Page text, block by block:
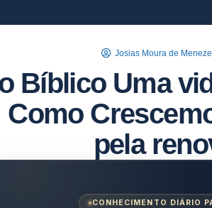
Josias Moura de
Bíblico Uma
Como
pela
CONHECIMENTO DIÁRIO